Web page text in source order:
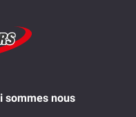
sommes nous